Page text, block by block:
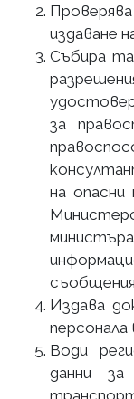
издаване
Събира
за
на
Издава
Води
данни